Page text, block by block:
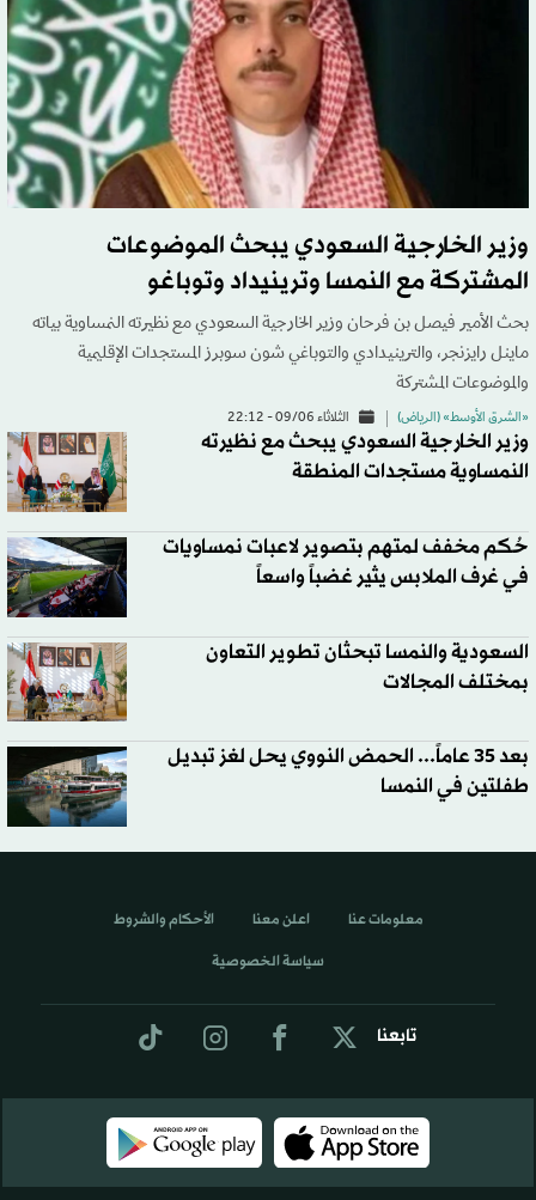
وزير الخارجية السعودي يبحث الموضوعات
المشتركة مع النمسا وترينيداد وتوباغو
بحث الأمير فيصل بن فرحان وزير الخارجية السعودي مع نظيرته النمساوية بياته
ماينل رايزنجر، والترينيدادي والتوباغي شون سوبرز المستجدات الإقليمية
والموضوعات المشتركة
«الشرق الأوسط» (الرياض) الثلاثاء 09/06 - 22:12
وزير الخارجية السعودي يبحث مع نظيرته
النمساوية مستجدات المنطقة
حُكم مخفف لمتهم بتصوير لاعبات نمساويات
في غرف الملابس يثير غضباً واسعاً
السعودية والنمسا تبحثان تطوير التعاون
بمختلف المجالات
بعد 35 عاماً... الحمض النووي يحل لغز تبديل
طفلتين في النمسا
تابعنا
معلومات عنا اعلن معنا الأحكام والشروط
سياسة الخصوصية